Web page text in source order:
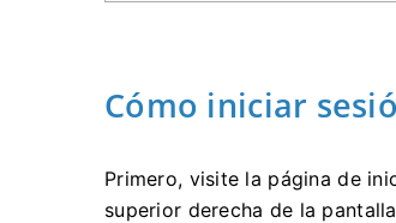
Cómo iniciar
Primero, visite la página de
superior derecha de la